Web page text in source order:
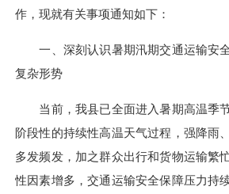
作，现就有关事项通知如下：
一、深刻认识暑期汛期交通运输安
复杂形势
当前，我县已全面进入暑期高温季
阶段性的持续性高温天气过程，强降雨
多发频发，加之群众出行和货物运输繁
性因素增多，交通运输安全保障压力持